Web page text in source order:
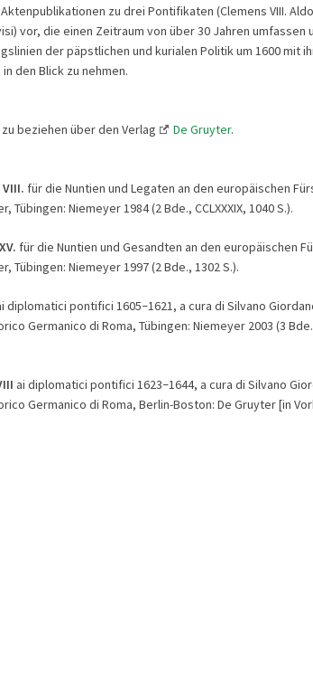
zu drei Pontifikaten (Clemens VIII.
vor, die einen Zeitraum von über 30 Jahren umfassen
der päpstlichen und kurialen Politik um 1600 mit
den Blick zu nehmen.
beziehen über den Verlag
De Gruyter.
für die Nuntien und Legaten an den europäischen
Tübingen: Niemeyer 1984 (2 Bde., CCLXXXIX, 1040 S.).
für die Nuntien und Gesandten an den europäischen
Tübingen: Niemeyer 1997 (2 Bde., 1302 S.).
diplomatici pontifici 1605–1621, a cura di Silvano
Germanico di Roma, Tübingen: Niemeyer 2003 (3
ai diplomatici pontifici 1623–1644, a cura di Silvano
Germanico di Roma, Berlin-Boston: De Gruyter [in